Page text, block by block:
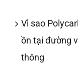
Vì sao
ồn tại đường
thông